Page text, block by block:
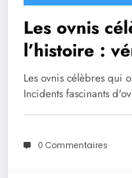
Les ovnis
l’histoire :
Les ovnis célèbres qui
Incidents fascinants
0 Commentaires